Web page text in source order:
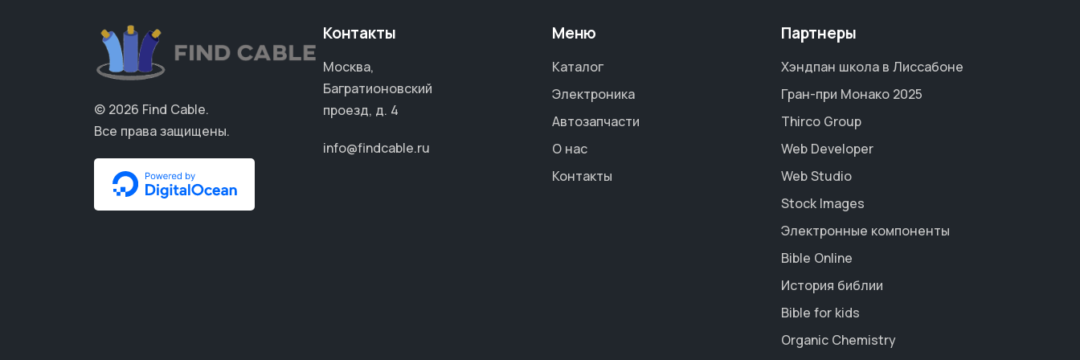
© 2026 Find Cable.
Все права защищены.
Контакты
Москва,
Багратионовский
проезд, д. 4
info@findcable.ru
Меню
Каталог
Электроника
Автозапчасти
О нас
Контакты
Партнеры
Хэндпан школа в Лиссабоне
Гран-при Монако 2025
Thirco Group
Web Developer
Web Studio
Stock Images
Электронные компоненты
Bible Online
История библии
Bible for kids
Organic Chemistry